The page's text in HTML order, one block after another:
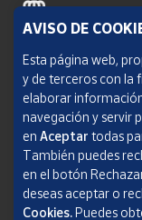
Política de cookies
Aviso legal
Condiciones del
Política de
Informe de
AVISO DE
Esta página web,
y de terceros con la
elaborar
navegación y servir
en Aceptar todas
También puedes
en el botón
deseas aceptar o
Cookies.Puedes